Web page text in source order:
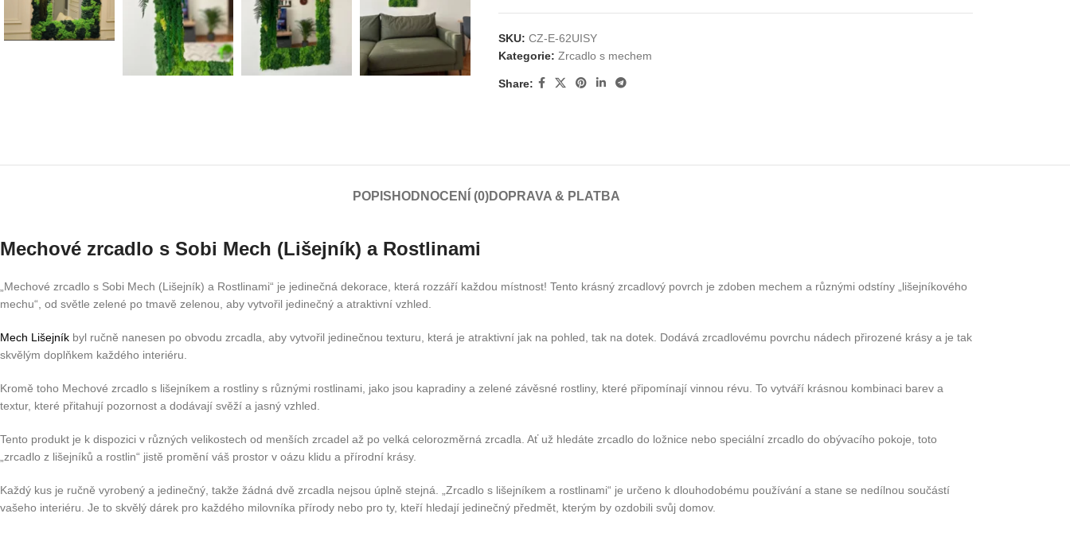
SKU: CZ-E-62UISY
Kategorie: Zrcadlo s mechem
Share:
POPIS HODNOCENÍ (0)DOPRAVA & PLATBA
Mechové zrcadlo s Sobi Mech (Lišejník) a Rostlinami
„Mechové zrcadlo s Sobi Mech (Lišejník) a Rostlinami“ je jedinečná dekorace, která rozzáří každou místnost! Tento krásný zrcadlový povrch je zdoben mechem a různými odstíny „lišejníkového
mechu“, od světle zelené po tmavě zelenou, aby vytvořil jedinečný a atraktivní vzhled.
Mech Lišejník byl ručně nanesen po obvodu zrcadla, aby vytvořil jedinečnou texturu, která je atraktivní jak na pohled, tak na dotek. Dodává zrcadlovému povrchu nádech přirozené krásy a je tak
skvělým doplňkem každého interiéru.
Kromě toho Mechové zrcadlo s lišejníkem a rostliny s různými rostlinami, jako jsou kapradiny a zelené závěsné rostliny, které připomínají vinnou révu. To vytváří krásnou kombinaci barev a
textur, které přitahují pozornost a dodávají svěží a jasný vzhled.
Tento produkt je k dispozici v různých velikostech od menších zrcadel až po velká celorozměrná zrcadla. Ať už hledáte zrcadlo do ložnice nebo speciální zrcadlo do obývacího pokoje, toto
„zrcadlo z lišejníků a rostlin“ jistě promění váš prostor v oázu klidu a přírodní krásy.
Každý kus je ručně vyrobený a jedinečný, takže žádná dvě zrcadla nejsou úplně stejná. „Zrcadlo s lišejníkem a rostlinami“ je určeno k dlouhodobému používání a stane se nedílnou součástí
vašeho interiéru. Je to skvělý dárek pro každého milovníka přírody nebo pro ty, kteří hledají jedinečný předmět, kterým by ozdobili svůj domov.